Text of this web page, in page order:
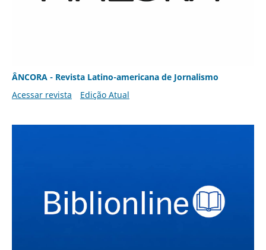
ÂNCORA - Revista Latino-americana de Jornalismo
Acessar revista
Edição Atual